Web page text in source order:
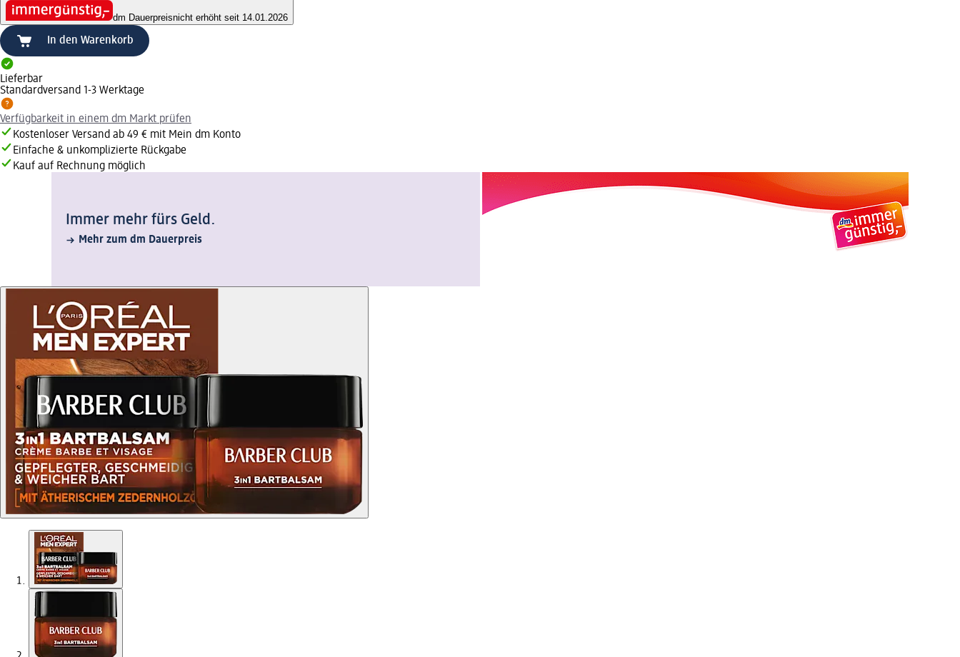
dm Dauerpreisnicht erhöht seit 14.01.2026
In den Warenkorb
Lieferbar
Standardversand 1-3 Werktage
Verfügbarkeit in einem dm Markt prüfen
Kostenloser Versand ab 49 € mit Mein dm Konto
Einfache & unkomplizierte Rückgabe
Kauf auf Rechnung möglich
Immer mehr fürs Geld.
Mehr zum dm Dauerpreis